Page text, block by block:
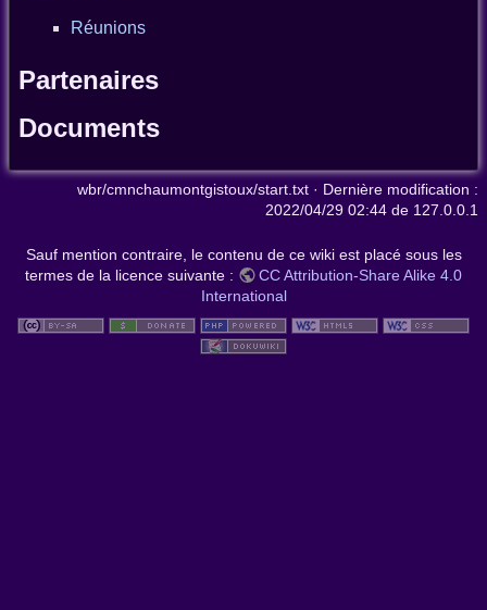
Réunions
Partenaires
Documents
wbr/cmnchaumontgistoux/start.txt · Dernière modification :
2022/04/29 02:44 de 127.0.0.1
Sauf mention contraire, le contenu de ce wiki est placé sous les
termes de la licence suivante :
CC Attribution-Share Alike 4.0
International